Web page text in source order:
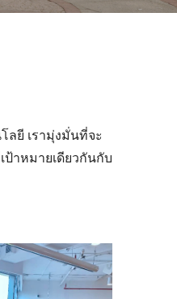
ลยี เรามุ่งมั่นที่จะ
าหมายเดียวกันกับ